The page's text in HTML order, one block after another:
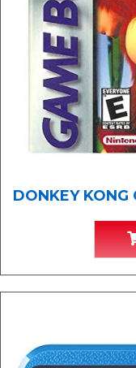
DONKEY KONG